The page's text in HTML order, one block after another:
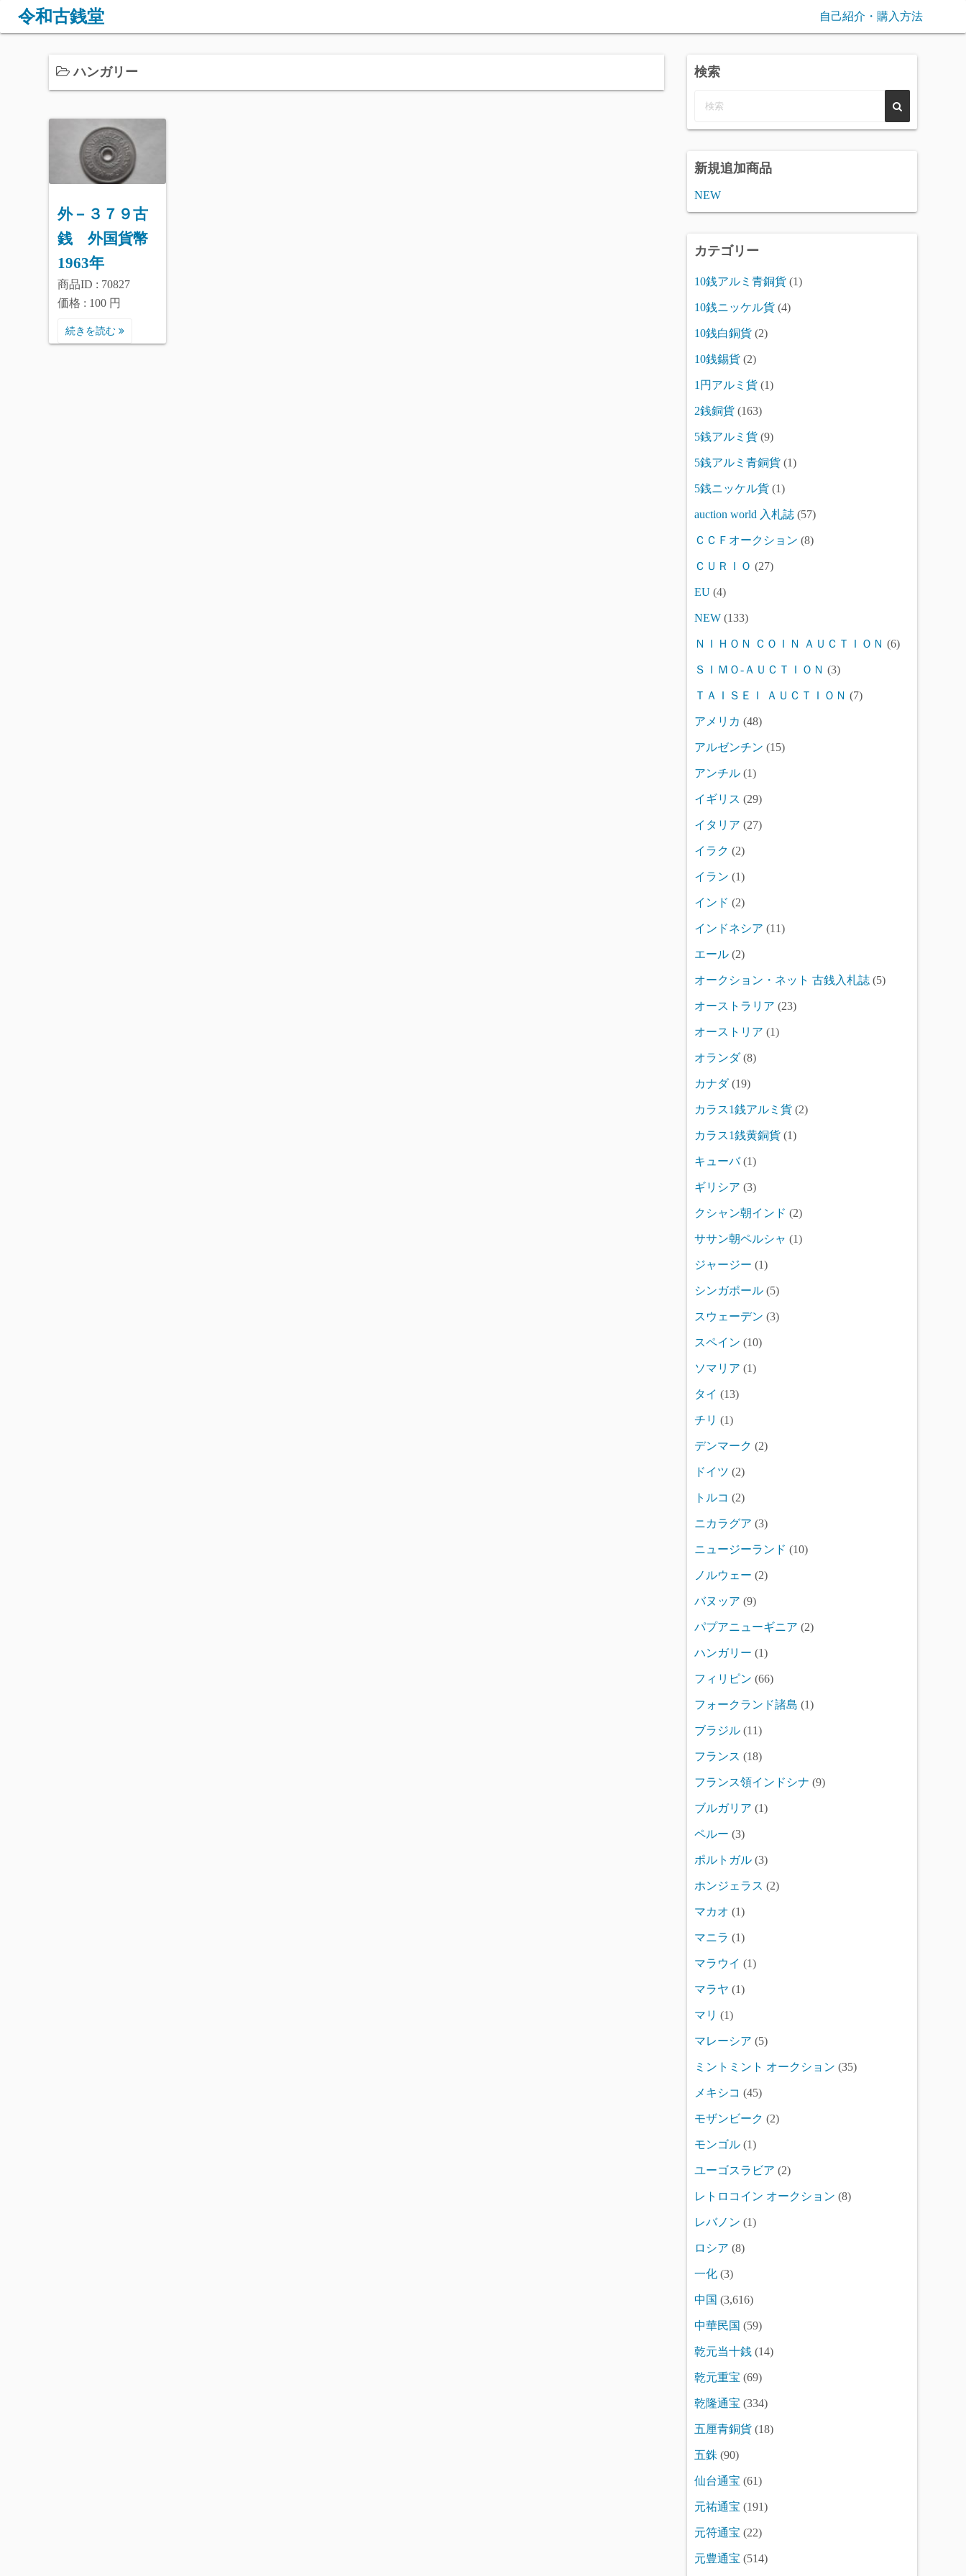
令和古銭堂 自己紹介・購入方法
ハンガリー
外－３７９古
銭 外国貨幣
1963年
商品ID : 70827
価格 : 100 円
続きを読む
検索
新規追加商品
NEW
カテゴリー
10銭アルミ青銅貨 (1)
10銭ニッケル貨 (4)
10銭白銅貨 (2)
10銭錫貨 (2)
1円アルミ貨 (1)
2銭銅貨 (163)
5銭アルミ貨 (9)
5銭アルミ青銅貨 (1)
5銭ニッケル貨 (1)
auction world 入札誌 (57)
ＣＣＦオークション (8)
ＣＵＲＩＯ (27)
EU (4)
NEW (133)
ＮＩＨＯＮ ＣＯＩＮ ＡＵＣＴＩＯＮ (6)
ＳＩＭＯ-ＡＵＣＴＩＯＮ (3)
ＴＡＩＳＥＩ ＡＵＣＴＩＯＮ (7)
アメリカ (48)
アルゼンチン (15)
アンチル (1)
イギリス (29)
イタリア (27)
イラク (2)
イラン (1)
インド (2)
インドネシア (11)
エール (2)
オークション・ネット 古銭入札誌 (5)
オーストラリア (23)
オーストリア (1)
オランダ(8)
カナダ(19)
カラス1銭アルミ貨 (2)
カラス1銭黄銅貨 (1)
キューバ(1)
ギリシア (3)
クシャン朝インド (2)
ササン朝ペルシャ (1)
ジャージー (1)
シンガポール (5)
スウェーデン (3)
スペイン (10)
ソマリア (1)
タイ (13)
チリ (1)
デンマーク (2)
ドイツ (2)
トルコ (2)
ニカラグア (3)
ニュージーランド (10)
ノルウェー (2)
バヌッア (9)
パプアニューギニア (2)
ハンガリー (1)
フィリピン (66)
フォークランド諸島 (1)
ブラジル (11)
フランス (18)
フランス領インドシナ (9)
ブルガリア (1)
ペルー (3)
ポルトガル (3)
ホンジェラス (2)
マカオ (1)
マニラ (1)
マラウイ (1)
マラヤ (1)
マリ (1)
マレーシア (5)
ミントミント オークション (35)
メキシコ (45)
モザンビーク (2)
モンゴル (1)
ユーゴスラビア (2)
レトロコイン オークション (8)
レバノン (1)
ロシア (8)
一化 (3)
中国 (3,616)
中華民国 (59)
乾元当十銭 (14)
乾元重宝 (69)
乾隆通宝 (334)
五厘青銅貨 (18)
五銖 (90)
仙台通宝 (61)
元祐通宝 (191)
元符通宝 (22)
元豊通宝 (514)